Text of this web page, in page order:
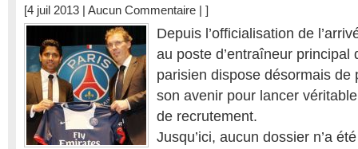
[4 juil 2013 | Aucun Commentaire | ]
Depuis l’officialisation de
au poste d’entraîneur principal
parisien dispose désormais de
son avenir pour lancer
de recrutement.
Jusqu’ici, aucun dossier n’a